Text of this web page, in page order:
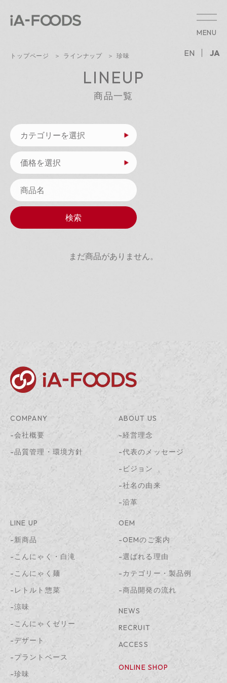
MENU
EN JA
トップページ ラインナップ 珍味
LINEUP
商品一覧
検索
まだ商品がありません。
COMPANY
-会社概要
-品質管理・環境方針
ABOUT US
-経営理念
-代表のメッセージ
-ビジョン
-社名の由来
-沿革
LINE UP
-新商品
-こんにゃく・白滝
-こんにゃく麺
-レトルト惣菜
-涼味
-こんにゃくゼリー
-デザート
-プラントベース
-珍味
OEM
-OEMのご案内
-選ばれる理由
-カテゴリー・製品例
-商品開発の流れ
NEWS
RECRUIT
ACCESS
ONLINE SHOP